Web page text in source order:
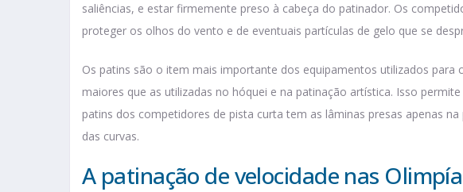
saliências, e estar firmemente preso à cabeça do patinador. Os
proteger os olhos do vento e de eventuais partículas de gelo que se
Os patins são o item mais importante dos equipamentos utilizados para
maiores que as utilizadas no hóquei e na patinação artística. Isso
patins dos competidores de pista curta tem as lâminas presas apenas
das curvas.
A patinação de velocidade nas